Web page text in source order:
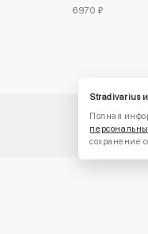
6970 ₽
Stradivarius
Полная
сохранение